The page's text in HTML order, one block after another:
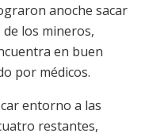
anoche sacar
los mineros,
en buen
por médicos.
entorno a las
restantes,